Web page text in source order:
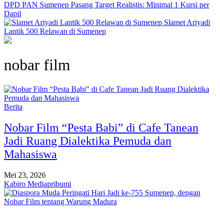
DPD PAN Sumenep Pasang Target Realistis: Minimal 1 Kursi per
Dapil
Slamet Ariyadi
Lantik 500 Relawan di Sumenep
nobar film
Berita
Nobar Film “Pesta Babi” di Cafe Tanean
Jadi Ruang Dialektika Pemuda dan
Mahasiswa
Mei 23, 2026
Kabiro Mediapribumi